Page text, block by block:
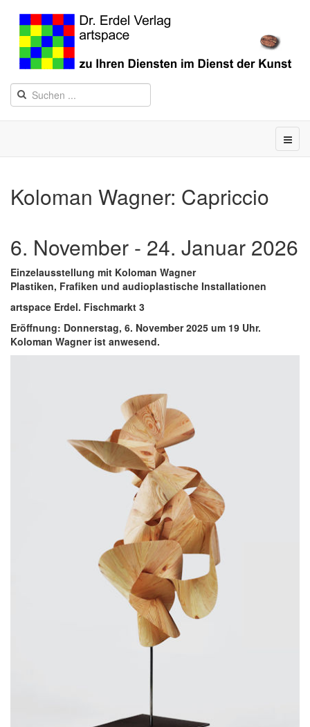
Koloman Wagner: Capriccio
6. November - 24. Januar 2026
Einzelausstellung mit Koloman Wagner
Plastiken, Frafiken und audioplastische Installationen
artspace Erdel. Fischmarkt 3
Eröffnung: Donnerstag, 6. November 2025 um 19 Uhr.
Koloman Wagner ist anwesend.